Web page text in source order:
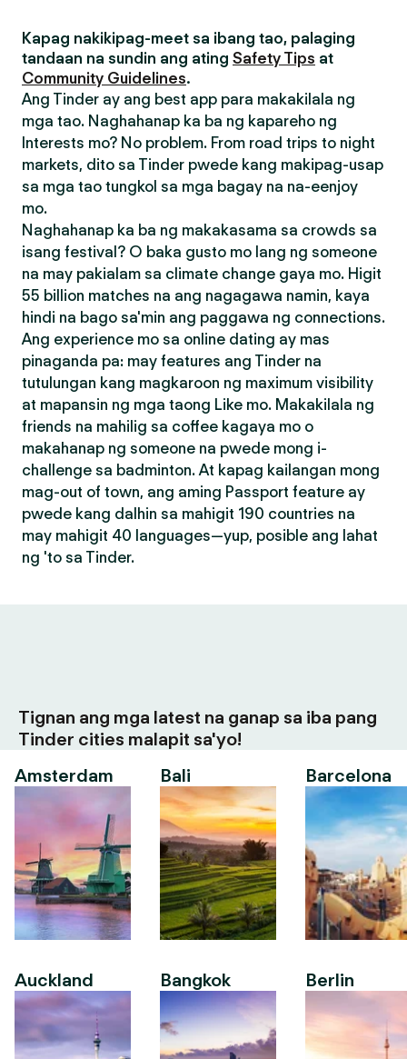
Kapag nakikipag-meet sa ibang tao, palaging
tandaan na sundin ang ating Safety Tips at
Community Guidelines.
Ang Tinder ay ang best app para makakilala ng
mga tao. Naghahanap ka ba ng kapareho ng
Interests mo? No problem. From road trips to night
markets, dito sa Tinder pwede kang makipag-usap
sa mga tao tungkol sa mga bagay na na-eenjoy
mo.
Naghahanap ka ba ng makakasama sa crowds sa
isang festival? O baka gusto mo lang ng someone
na may pakialam sa climate change gaya mo. Higit
55 billion matches na ang nagagawa namin, kaya
hindi na bago sa'min ang paggawa ng connections.
Ang experience mo sa online dating ay mas
pinaganda pa: may features ang Tinder na
tutulungan kang magkaroon ng maximum visibility
at mapansin ng mga taong Like mo. Makakilala ng
friends na mahilig sa coffee kagaya mo o
makahanap ng someone na pwede mong i-
challenge sa badminton. At kapag kailangan mong
mag-out of town, ang aming Passport feature ay
pwede kang dalhin sa mahigit 190 countries na
may mahigit 40 languages—yup, posible ang lahat
ng 'to sa Tinder.
Tignan ang mga latest na ganap sa iba pang
Tinder cities malapit sa'yo!
Amsterdam
Auckland
Bali
Bangkok
Barcelona
Berlin